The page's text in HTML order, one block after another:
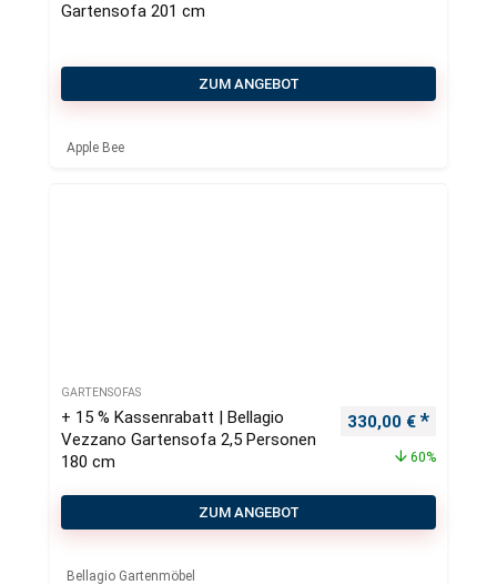
Gartensofa 201 cm
ZUM ANGEBOT
Apple Bee
GARTENSOFAS
+ 15 % Kassenrabatt | Bellagio
Vezzano Gartensofa 2,5 Personen
180 cm
Ursprünglicher
330,00 €
60%
ZUM ANGEBOT
Bellagio Gartenmöbel